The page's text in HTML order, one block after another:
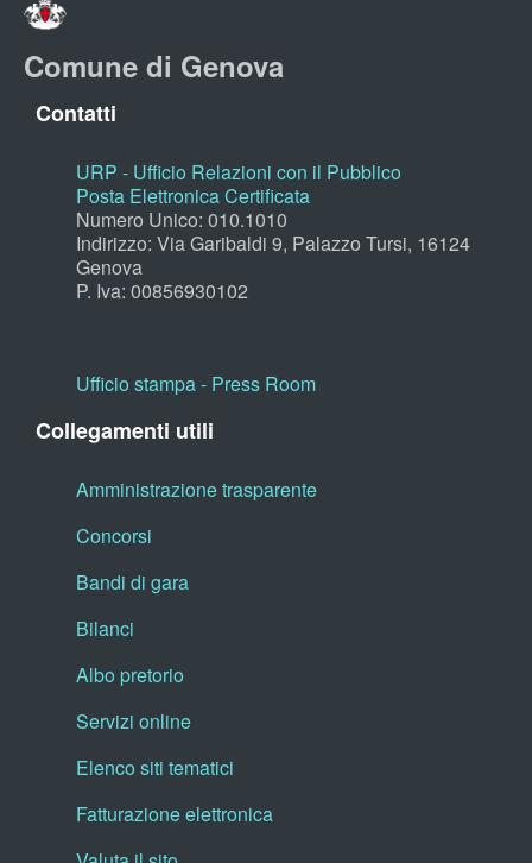
Comune di Genova
Contatti
URP - Ufficio Relazioni con il Pubblico
Posta Elettronica Certificata
Numero Unico: 010.1010
Indirizzo: Via Garibaldi 9, Palazzo Tursi, 16124
Genova
P. Iva: 00856930102
Ufficio stampa - Press Room
Collegamenti utili
Amministrazione trasparente
Concorsi
Bandi di gara
Bilanci
Albo pretorio
Servizi online
Elenco siti tematici
Fatturazione elettronica